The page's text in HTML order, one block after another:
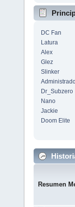
DC Fan
Latura
Alex
Glez
Slinker
Dr_Subzero
Nano
Jackie
Doom Elite
Resumen